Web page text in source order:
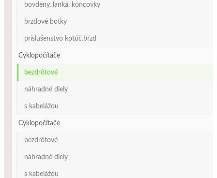
bovdeny, lanká, koncovky
brzdové botky
príslušenstvo kotúč.bŕzd
Cyklopočítače
bezdrôtové
náhradné diely
s kabelážou
Cyklopočítače
bezdrôtové
náhradné diely
s kabelážou